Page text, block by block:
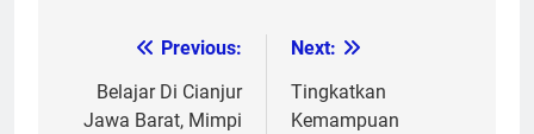
navigation
Previous:
Belajar Di Cianjur
Jawa Barat, Mimpi
Next:
Tingkatkan
Kemampuan